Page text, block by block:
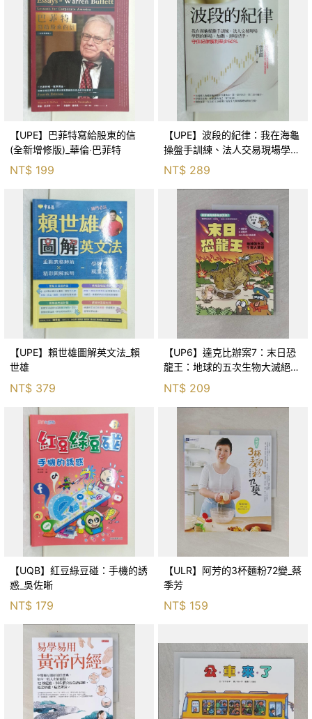
【UPE】巴菲特寫給股東的信
(全新增修版)_華倫‧巴菲特
NT$ 199
【UPE】波段的紀律：我在海龜
操盤手訓練、法人交易現場學到
的進場、加碼、退場紀律，守住
紀律獲利至少50％_雷老闆
NT$ 289
【UPE】賴世雄圖解英文法_賴
世雄
NT$ 379
【UP6】達克比辦案7：末日恐
龍王：地球的五次生物大滅絕_
胡妙芬
NT$ 209
【UQB】紅豆綠豆碰：手機的誘
惑_吳佐晰
NT$ 179
【ULR】阿芳的3杯麵粉72變_蔡
季芳
NT$ 159